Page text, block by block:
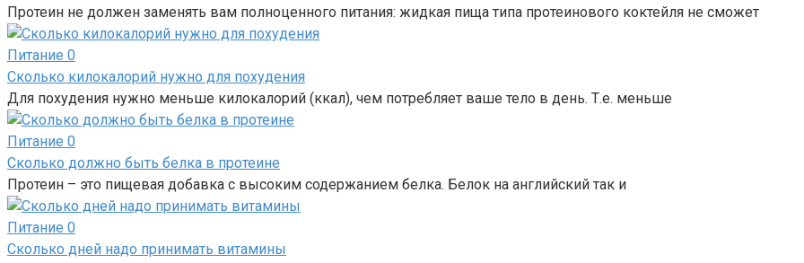
Протеин не должен заменять вам полноценного питания: жидкая пища типа протеинового коктейля не сможет
Питание 0
Сколько килокалорий нужно для похудения
Для похудения нужно меньше килокалорий (ккал), чем потребляет ваше тело в день. Т.е. меньше
Питание 0
Сколько должно быть белка в протеине
Протеин – это пищевая добавка с высоким содержанием белка. Белок на английский так и
Питание 0
Сколько дней надо принимать витамины